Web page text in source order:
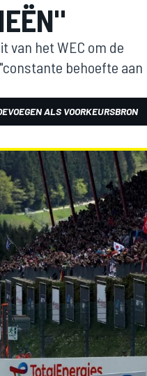
van het WEC om de
behoefte aan
ALS VOORKEURSBRON